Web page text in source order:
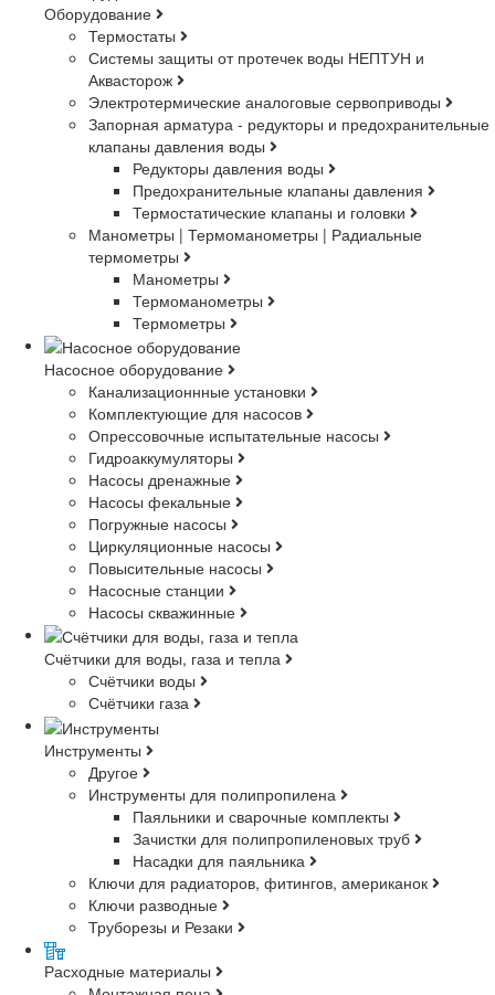
Оборудование
Термостаты
Системы защиты от протечек воды НЕПТУН и
Аквасторож
Электротермические аналоговые сервоприводы
Запорная арматура - редукторы и предохранительные
клапаны давления воды
Редукторы давления воды
Предохранительные клапаны давления
Термостатические клапаны и головки
Манометры | Термоманометры | Радиальные
термометры
Манометры
Термоманометры
Термометры
Насосное оборудование
Канализационнные установки
Комплектующие для насосов
Опрессовочные испытательные насосы
Гидроаккумуляторы
Насосы дренажные
Насосы фекальные
Погружные насосы
Циркуляционные насосы
Повысительные насосы
Насосные станции
Насосы скважинные
Счётчики для воды, газа и тепла
Счётчики воды
Счётчики газа
Инструменты
Другое
Инструменты для полипропилена
Паяльники и сварочные комплекты
Зачистки для полипропиленовых труб
Насадки для паяльника
Ключи для радиаторов, фитингов, американок
Ключи разводные
Труборезы и Резаки
Расходные материалы